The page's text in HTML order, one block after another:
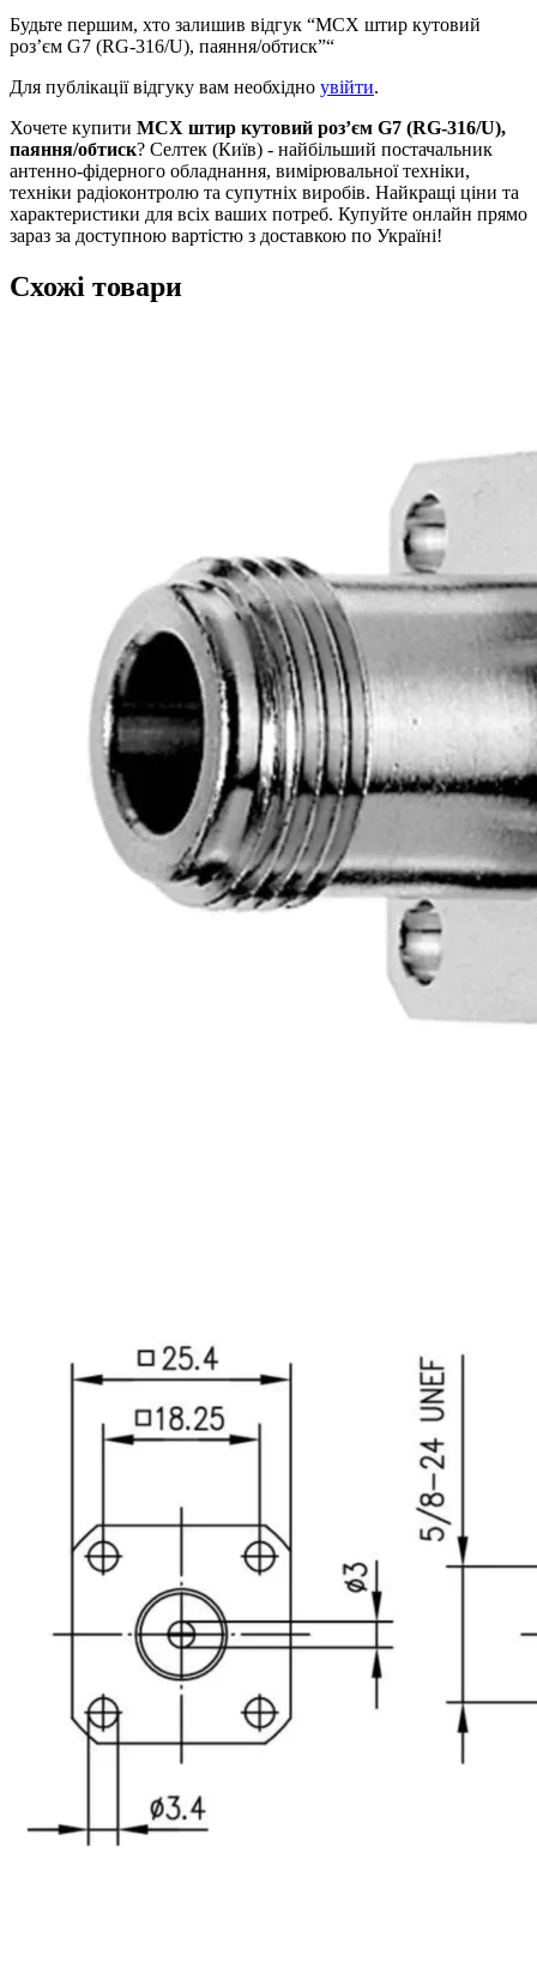
Будьте першим, хто залишив відгук “MCX штир кутовий
роз’єм G7 (RG-316/U), паяння/обтиск”“
Для публікації відгуку вам необхідно увійти.
Хочете купити MCX штир кутовий роз’єм G7 (RG-316/U),
паяння/обтиск? Селтек (Київ) - найбільший постачальник
антенно-фідерного обладнання, вимірювальної техніки,
техніки радіоконтролю та супутніх виробів. Найкращі ціни та
характеристики для всіх ваших потреб. Купуйте онлайн прямо
зараз за доступною вартістю з доставкою по Україні!
Схожі товари